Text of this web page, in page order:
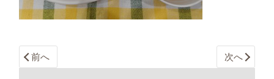
前へ 次へ